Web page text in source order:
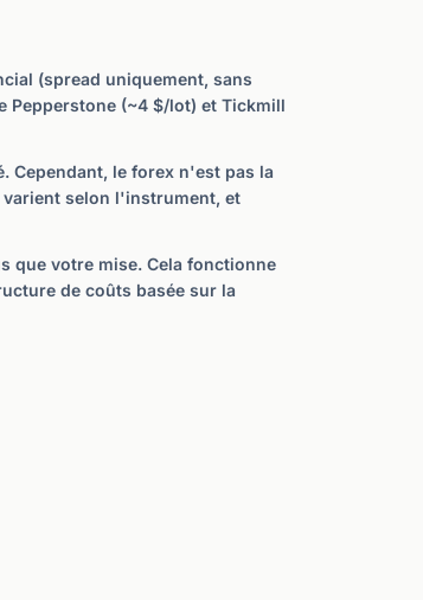
(spread uniquement, sans
Pepperstone (~4 $/lot) et Tickmill
Cependant, le forex n'est pas la
selon l'instrument, et
que votre mise. Cela fonctionne
de coûts basée sur la